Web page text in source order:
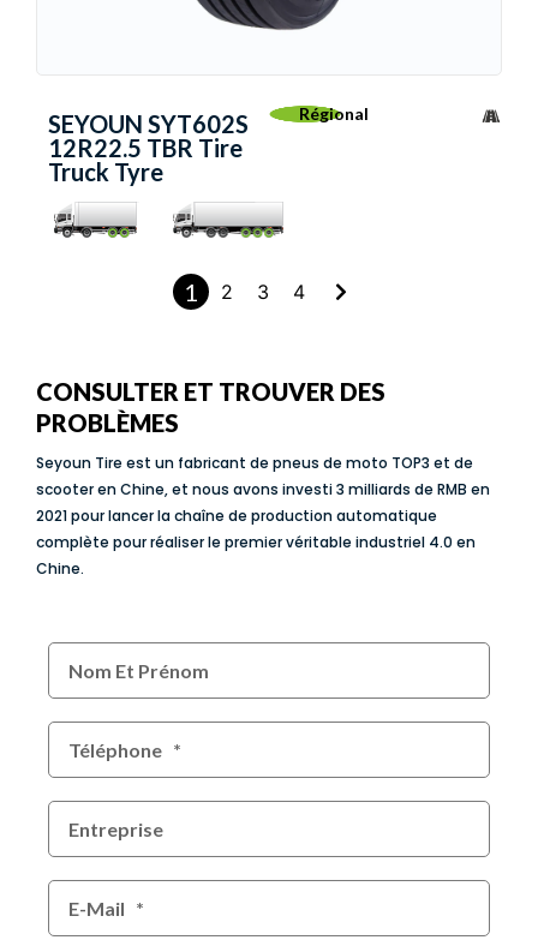
SEYOUN SYT602S
12R22.5 TBR Tire
Truck Tyre
Régional
1 2 3 4
CONSULTER ET TROUVER DES
PROBLÈMES
Seyoun Tire est un fabricant de pneus de moto TOP3 et de
scooter en Chine, et nous avons investi 3 milliards de RMB en
2021 pour lancer la chaîne de production automatique
complète pour réaliser le premier véritable industriel 4.0 en
Chine.